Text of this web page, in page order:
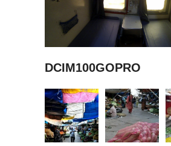
DCIM100GOPRO